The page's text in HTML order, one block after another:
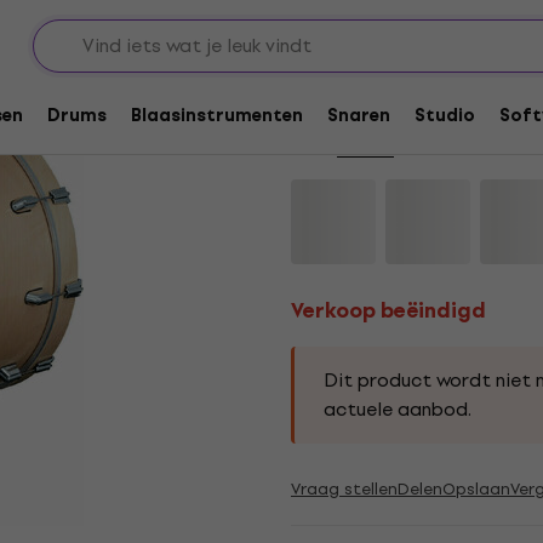
Drums Blaasinstrumenten Snaren Studio
electronische drumpads
Verkoop beëindigd
Roland KD-222-GN
Verkoop beëindigd
Dit product wordt niet
actuele aanbod.
Vraag stellenDelenOpslaan